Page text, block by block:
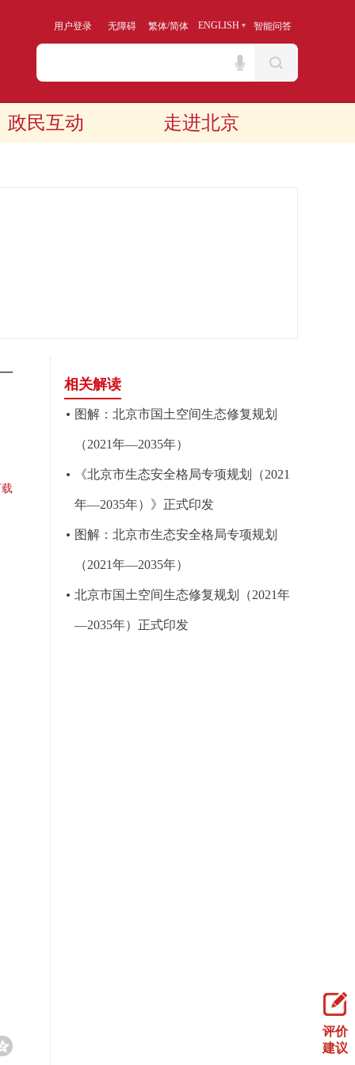
用户登录 无障碍 繁体/简体 ENGLISH 智能问答
政民互动 走进北京
相关解读
图解：北京市国土空间生态修复规划
（2021年—2035年）
《北京市生态安全格局专项规划（2021
年—2035年）》正式印发
图解：北京市生态安全格局专项规划
（2021年—2035年）
北京市国土空间生态修复规划（2021年
—2035年）正式印发
评价
建议